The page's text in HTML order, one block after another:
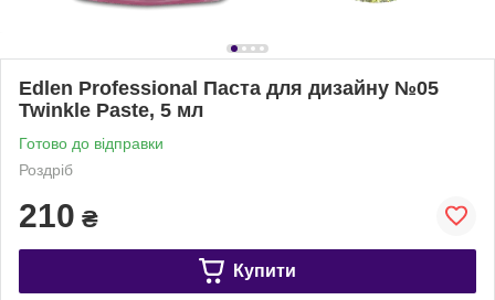
Edlen Professional Паста для дизайну №05
Twinkle Paste, 5 мл
Готово до відправки
Роздріб
210 ₴
Купити